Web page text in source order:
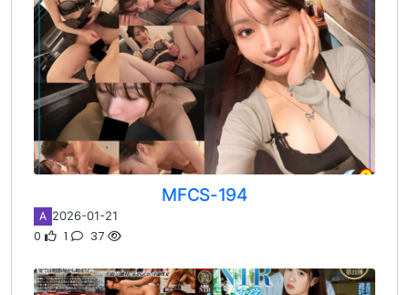
MFCS-194
A 2026-01-21
0 1 37